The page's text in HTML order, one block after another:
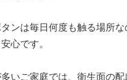
ンは毎日何度も触る場所な
心です。
いご家庭では、衛生面の